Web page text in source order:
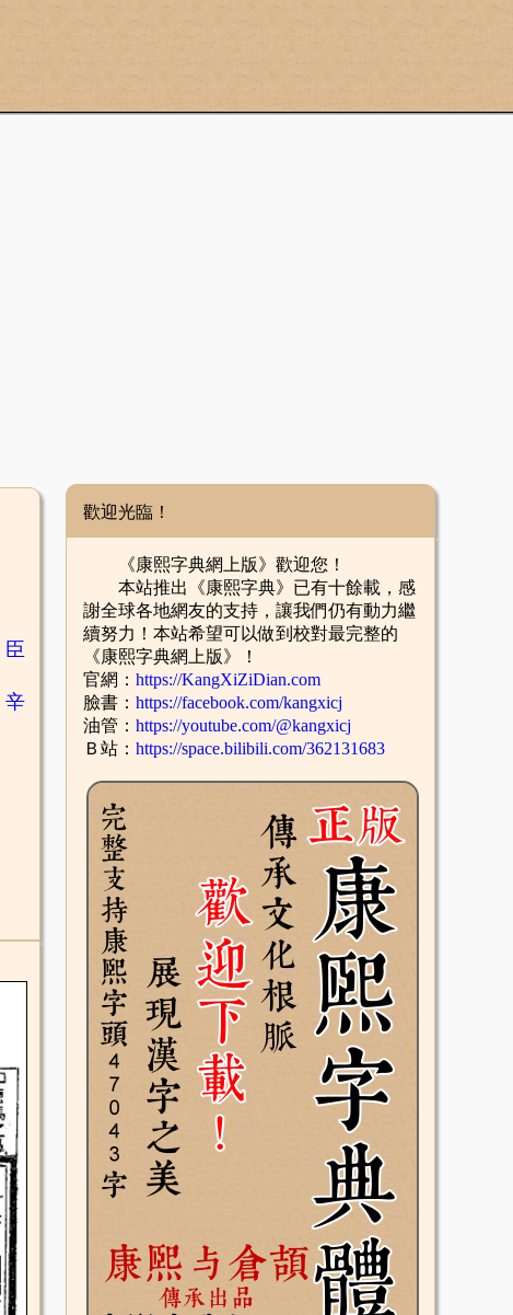
臣
辛
歡迎光臨！
《康熙字典網上版》歡迎您！
本站推出《康熙字典》已有十餘載，感
謝全球各地網友的支持，讓我們仍有動力繼
續努力！本站希望可以做到校對最完整的
《康熙字典網上版》！
官網： https://KangXiZiDian.com
臉書： https://facebook.com/kangxicj
油管： https://youtube.com/@kangxicj
Ｂ站： https://space.bilibili.com/362131683